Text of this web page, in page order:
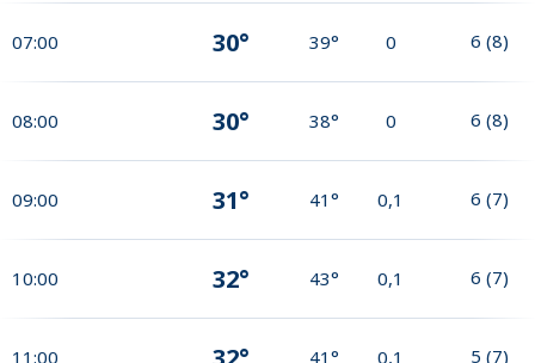
07:00 30° 39° 0 6 (8)
08:00 30° 38° 0 6 (8)
09:00 31° 41° 0,1 6 (7)
10:00 32° 43° 0,1 6 (7)
11:00 41° 0,1 5 (7)